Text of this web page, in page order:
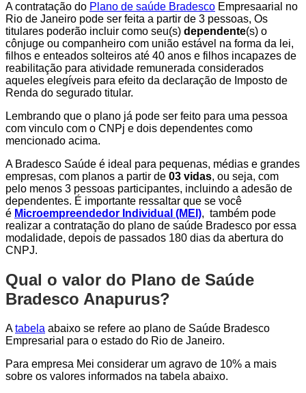
A contratação do Plano de saúde Bradesco Empresaarial no
Rio de Janeiro pode ser feita a partir de 3 pessoas, Os
titulares poderão incluir como seu(s) dependente(s) o
cônjuge ou companheiro com união estável na forma da lei,
filhos e enteados solteiros até 40 anos e filhos incapazes de
reabilitação para atividade remunerada considerados
aqueles elegíveis para efeito da declaração de Imposto de
Renda do segurado titular.
Lembrando que o plano já pode ser feito para uma pessoa
com vinculo com o CNPj e dois dependentes como
mencionado acima.
A Bradesco Saúde é ideal para pequenas, médias e grandes
empresas, com planos a partir de 03 vidas, ou seja, com
pelo menos 3 pessoas participantes, incluindo a adesão de
dependentes. É importante ressaltar que se você
é Microempreendedor Individual (MEI), também pode
realizar a contratação do plano de saúde Bradesco por essa
modalidade, depois de passados 180 dias da abertura do
CNPJ.
Qual o valor do Plano de Saúde
Bradesco Anapurus?
Atabela abaixo se refere ao plano de Saúde Bradesco
Empresarial para o estado do Rio de Janeiro.
Para empresa Mei considerar um agravo de 10% a mais
sobre os valores informados na tabela abaixo.